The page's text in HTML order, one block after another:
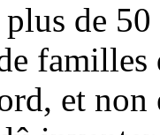
de
et non